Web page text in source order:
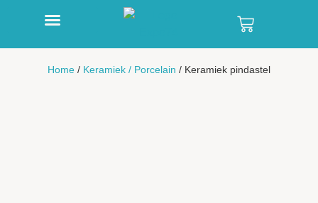
Home / Keramiek / Porcelain / Keramiek pindastel